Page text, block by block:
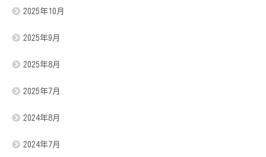
2025年10月
2025年9月
2025年8月
2025年7月
2024年8月
2024年7月